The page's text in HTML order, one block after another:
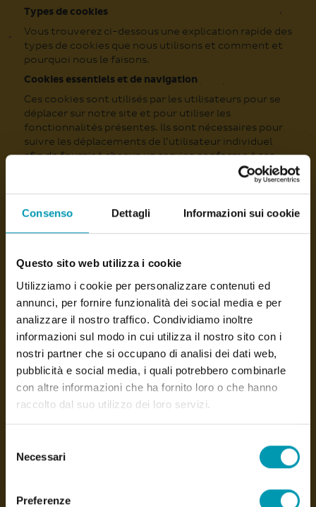
Consenso Dettagli Informazioni sui cookie
Questo sito web utilizza i cookie
Utilizziamo i cookie per personalizzare contenuti ed
annunci, per fornire funzionalità dei social media e per
analizzare il nostro traffico. Condividiamo inoltre
informazioni sul modo in cui utilizza il nostro sito con i
nostri partner che si occupano di analisi dei dati web,
pubblicità e social media, i quali potrebbero combinarle
con altre informazioni che ha fornito loro o che hanno
raccolto dal suo utilizzo dei loro servizi.
delNecessari
Preferenze
Types de cookies
Vous trouverez ci-dessous une explication rapide des
types de cookies que nous utilisons et comment et
pourquoi nous le faisons.
Cookies essentiels et de navigation
Ces cookies sont utilisés par les utilisateurs pour se
déplacer sur notre site et pour utiliser les
fonctionnalités présentes. Ils sont nécessaires pour
suivre les déplacements de l’utilisateur individuel
afin de fournir à chacun un service conforme à ses
habitudes et de donner accès aux différents espaces
Les cookies de performance collectent des
informations sur les habitudes des utilisateurs sur les
utilisation est limitée aux performances et à
l’amélioration de notre site Web. Ces cookies ne
stockent pas les données d’identification des
utilisateurs individuels, mais uniquement des
données agrégées et anonymes. Ces cookies
peuvent être permanents ou temporaires,
propriétaires ou tiers.
Cookies de fonctionnalité
Ces cookies nous permettent de garder une trace
des choix des utilisateurs qui nous visitent (par
services demandés par l’utilisateur, tels que l’accès à
une vidéo ou l’insertion d’un commentaire, ou pour
refusé ne soit à nouveau proposé à cet utilisateur.
Les informations utilisées par ces cookies sont